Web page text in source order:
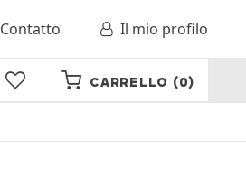
Contatto Il mio profilo
CARRELLO (0)